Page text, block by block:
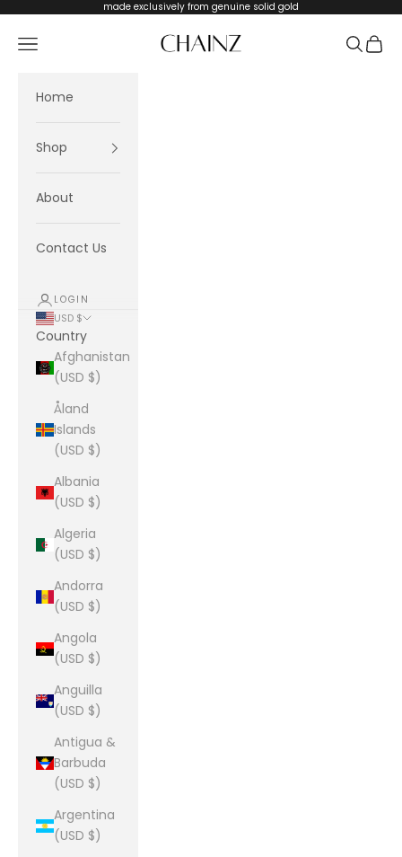
made exclusively from genuine solid gold
CHAINZ
Navigation menu Search
Cart
Home
Shop
About
Contact Us
LOGIN
USD $
Country
Afghanistan
(USD $)
Åland
Islands
(USD $)
Albania
(USD $)
Algeria
(USD $)
Andorra
(USD $)
Angola
(USD $)
Anguilla
(USD $)
Antigua &
Barbuda
(USD $)
Argentina
(USD $)